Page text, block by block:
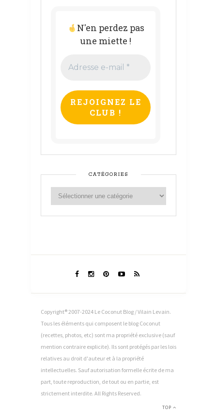
N'en perdez pas
une miette !
e-
*
CATÉGORIES
Copyright® 2007-2024 Le Coconut Blog / Vilain Levain.
Tous les éléments qui composent le blog Coconut
(recettes, photos, etc) sont ma propriété exclusive (sauf
mention contraire explicite). Ils sont protégés par les lois
relatives au droit d'auteur et à la propriété
intellectuelles. Sauf autorisation formelle écrite de ma
part, toute reproduction, de tout ou en partie, est
strictement interdite. All Rights Reserved.
TOP